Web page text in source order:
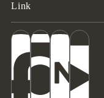
Link